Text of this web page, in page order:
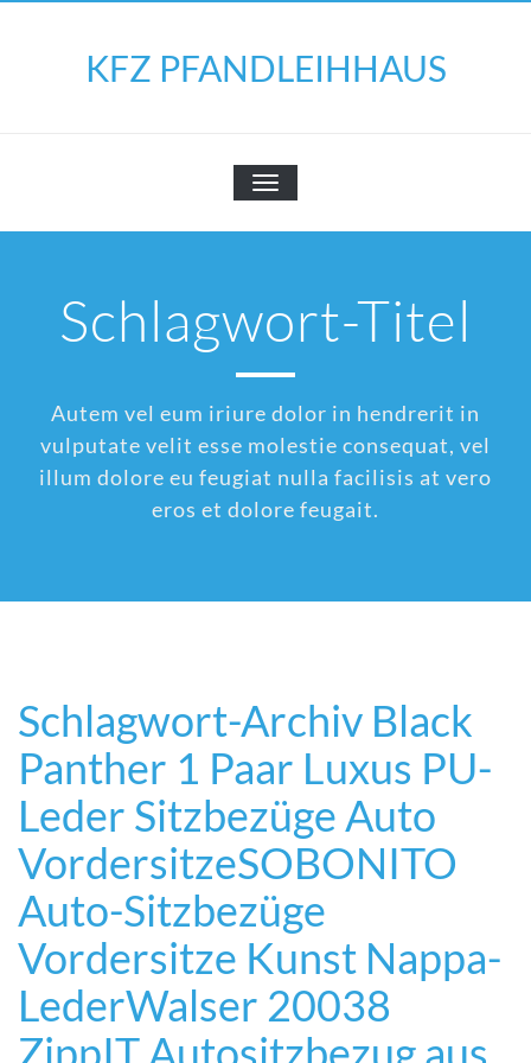
KFZ PFANDLEIHHAUS
SCHALTE
NAVIGATION
Schlagwort-Titel
Autem vel eum iriure dolor in hendrerit in
vulputate velit esse molestie consequat, vel
illum dolore eu feugiat nulla facilisis at vero
eros et dolore feugait.
Schlagwort-Archiv Black
Panther 1 Paar Luxus PU-
Leder Sitzbezüge Auto
VordersitzeSOBONITO
Auto-Sitzbezüge
Vordersitze Kunst Nappa-
LederWalser 20038
ZippIT Autositzbezug aus